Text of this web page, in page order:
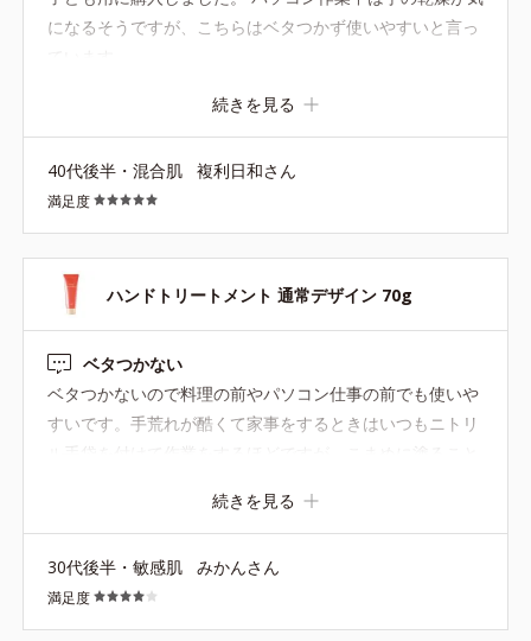
になるそうですが、こちらはベタつかず使いやすいと言っ
続きを見る
40代後半・混合肌 複利日和さん
満足度
ハンドトリートメント 通常デザイン 70g
ベタつかない
ベタつかないので料理の前やパソコン仕事の前でも使いや
すいです。手荒れが酷くて家事をするときはいつもニトリ
ン、職場のデスクに置き、こまめに塗っています。 ピンク
のデザインはバッグの中で見つけやすいのが嬉しいです
が、職場に置くには目立つので、落ち着いた色味のデザイ
ンもまた発売して欲しいです！
続きを見る
30代後半・敏感肌 みかんさん
満足度